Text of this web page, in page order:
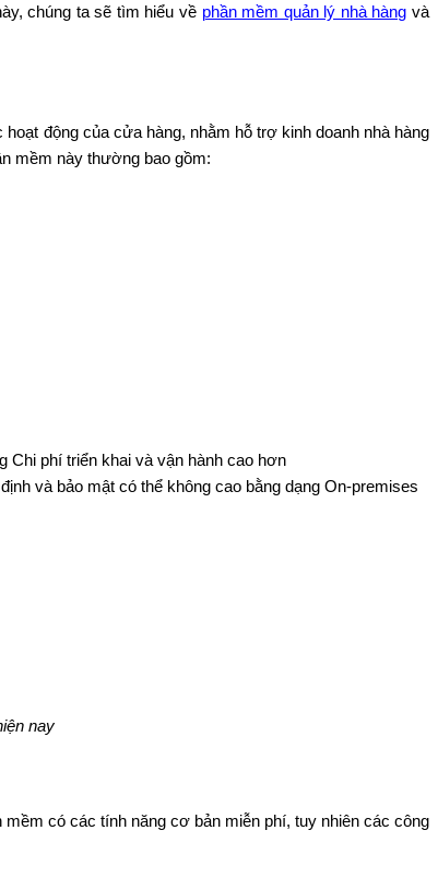
chúng ta sẽ tìm hiểu về phần mềm quản lý nhà hàng và
động của cửa hàng, nhằm hỗ trợ kinh doanh nhà hàng
mềm này thường bao gồm:
Chi phí triển khai và vận hành cao hơn
và bảo mật có thể không cao bằng dạng On-premises
nay
có các tính năng cơ bản miễn phí, tuy nhiên các công